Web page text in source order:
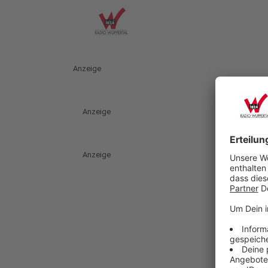
Anzeige
Anzeige
Anzeige